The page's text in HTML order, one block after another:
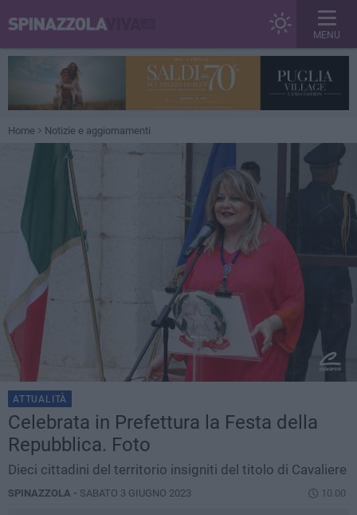
MENU
Home Notizie e aggiornamenti
ATTUALITÀ
Celebrata in Prefettura la Festa della
Repubblica. Foto
Dieci cittadini del territorio insigniti del titolo di Cavaliere
SPINAZZOLA - SABATO 3 GIUGNO 2023 10.00